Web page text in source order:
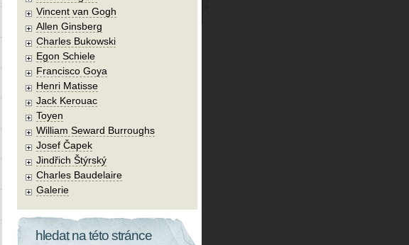
Vincent van Gogh
Allen Ginsberg
Charles Bukowski
Egon Schiele
Francisco Goya
Henri Matisse
Jack Kerouac
Toyen
William Seward Burroughs
Josef Čapek
Jindřich Štýrský
Charles Baudelaire
Galerie
hledat na této stránce